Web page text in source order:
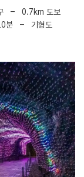
– 0.7km 도보
분 – 기형도